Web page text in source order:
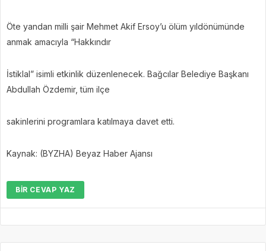
Öte yandan milli şair Mehmet Akif Ersoy’u ölüm yıldönümünde
anmak amacıyla “Hakkındır
İstiklal” isimli etkinlik düzenlenecek. Bağcılar Belediye Başkanı
Abdullah Özdemir, tüm ilçe
sakinlerini programlara katılmaya davet etti.
Kaynak: (BYZHA) Beyaz Haber Ajansı
BIR CEVAP YAZ